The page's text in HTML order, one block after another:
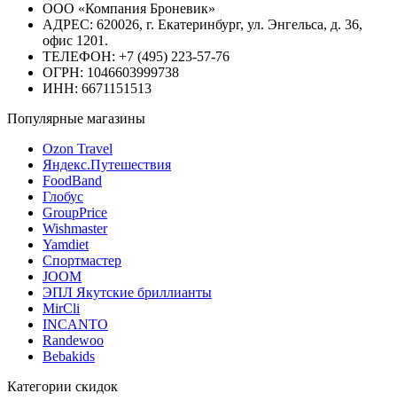
ООО «Компания Броневик»
АДРЕС: 620026, г. Екатеринбург, ул. Энгельса, д. 36,
офис 1201.
ТЕЛЕФОН: +7 (495) 223-57-76
ОГРН: 1046603999738
ИНН: 6671151513
Популярные магазины
Ozon Travel
Яндекс.Путешествия
FoodBand
Глобус
GroupPrice
Wishmaster
Yamdiet
Спортмастер
JOOM
ЭПЛ Якутские бриллианты
MirCli
INCANTO
Randewoo
Bebakids
Категории скидок